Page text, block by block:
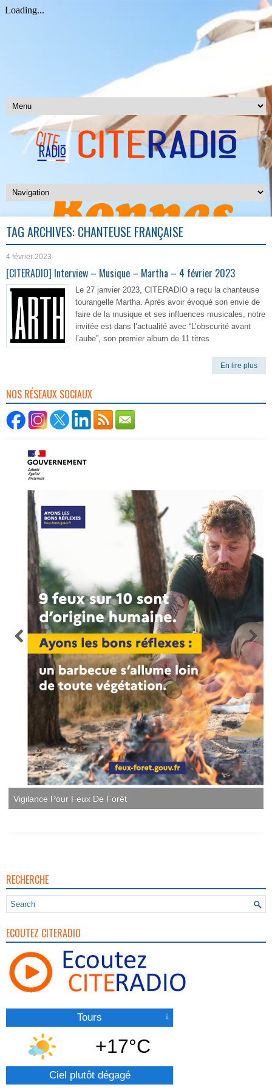
TAG ARCHIVES: CHANTEUSE FRANÇAISE
4 février 2023
[CITERADIO] Interview – Musique – Martha – 4 février 2023
Le 27 janvier 2023, CITERADIO a reçu la chanteuse
tourangelle Martha. Après avoir évoqué son envie de
faire de la musique et ses influences musicales, notre
invitée est dans l’actualité avec “L’obscurité avant
l’aube”, son premier album de 11 titres
En lire plus
NOS RÉSEAUX SOCIAUX
RECHERCHE
ECOUTEZ CITERADIO
Tours
+17°C
Ciel plutôt dégagé